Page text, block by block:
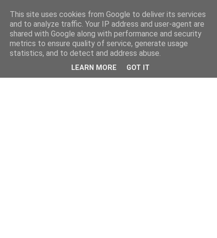
This site uses cookies from Google to deliver its services
and to analyze traffic. Your IP address and user-agent are
shared with Google along with performance and security
metrics to ensure quality of service, generate usage
statistics, and to detect and address abuse.
LEARN MORE GOT IT